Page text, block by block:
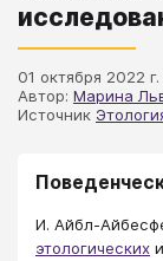
01 октября 2022
Автор: Марина
Источник
И. Айбл-
этологических